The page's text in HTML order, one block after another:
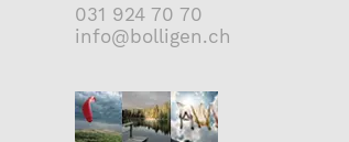
031 924 70 70
nf
b ll g n ch